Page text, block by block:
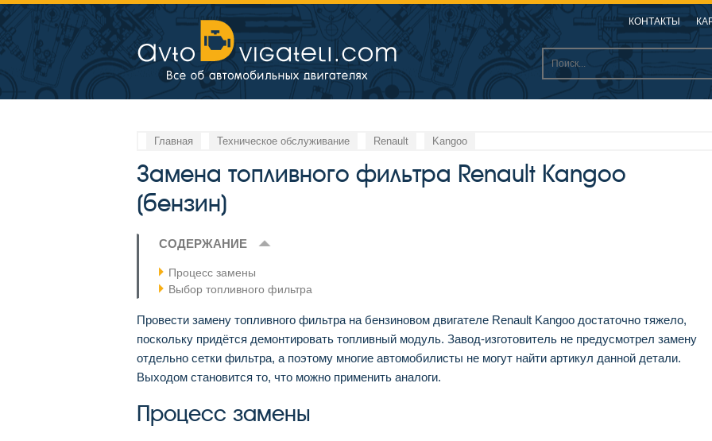
КОНТАКТЫ
Главная Техническое обслуживание Renault Kangoo
Замена топливного фильтра Renault Kangoo
(бензин)
СОДЕРЖАНИЕ
Процесс замены
Выбор топливного фильтра
Провести замену топливного фильтра на бензиновом двигателе Renault Kangoo достаточно тяжело,
поскольку придётся демонтировать топливный модуль. Завод-изготовитель не предусмотрел замену
отдельно сетки фильтра, а поэтому многие автомобилисты не могут найти артикул данной детали.
Выходом становится то, что можно применить аналоги.
Процесс замены